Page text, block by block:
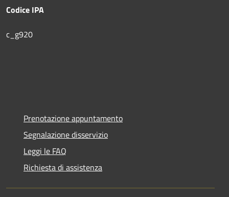
Codice IPA
c_g920
Prenotazione appuntamento
Segnalazione disservizio
Leggi le FAQ
Richiesta di assistenza